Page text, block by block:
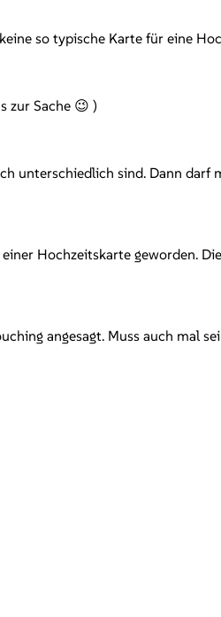
so typische Karte für eine
zur Sache 😉 )
unterschiedlich sind. Dann darf
Hochzeitskarte geworden.
angesagt. Muss auch mal